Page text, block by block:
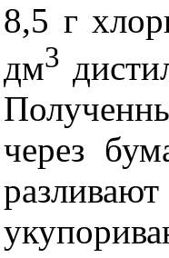
8,5 г
дм3
через